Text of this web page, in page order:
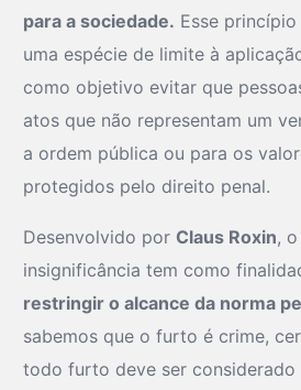
para a sociedade. Esse
uma espécie de limite à
como objetivo evitar que
atos que não representam um
a ordem pública ou para os
protegidos pelo direito penal.
Desenvolvido por Claus Roxin,
insignificância tem como
restringir o alcance da norma
sabemos que o furto é crime,
todo furto deve ser considerado